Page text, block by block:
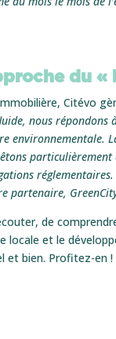
du
Citévo
nous
environnementale.
partenaire,
de
locale et le
et bien. Profitez-en !